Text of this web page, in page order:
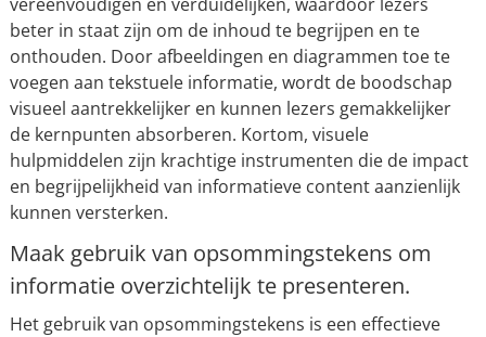
beter in staat zijn om de inhoud te begrijpen en te
onthouden. Door afbeeldingen en diagrammen toe te
voegen aan tekstuele informatie, wordt de boodschap
visueel aantrekkelijker en kunnen lezers gemakkelijker
de kernpunten absorberen. Kortom, visuele
hulpmiddelen zijn krachtige instrumenten die de impact
en begrijpelijkheid van informatieve content aanzienlijk
kunnen versterken.
Maak gebruik van opsommingstekens om
informatie overzichtelijk te presenteren.
Het gebruik van opsommingstekens is een effectieve